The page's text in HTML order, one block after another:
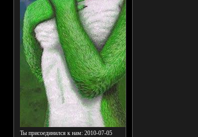
Ты присоединился к нам: 2010-07-05